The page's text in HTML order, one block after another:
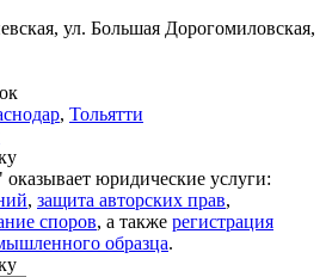
ул. Большая Дорогомиловская,
, Тольятти
юридические услуги:
, защита авторских прав,
споров, а также регистрация
образца.